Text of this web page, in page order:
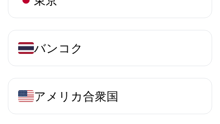
バンコク
アメリカ合衆国